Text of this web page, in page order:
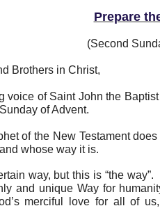
Prepare
(Second
Brothers in Christ,
voice of Saint John the
of Advent.
of the New Testament
whose way it is.
way, but this is “the
and unique Way for
merciful love for all of